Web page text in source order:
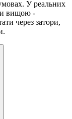
У реальних
вищою -
через затори,